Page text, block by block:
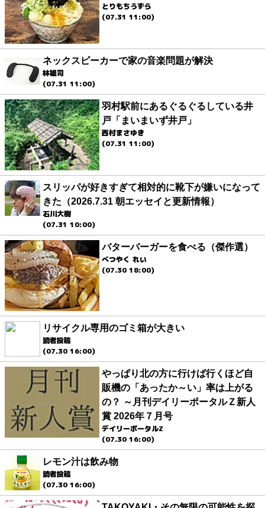
とりもちうずら
(07.31 11:00)
ネックスピーカーで家の音楽問題が解決
林雄司
(07.31 11:00)
羽村駅前にあるぐるぐるしている井
戸「まいまいず井戸」
西村まさゆき
(07.31 11:00)
スリッパが好きすぎて相対的に靴下が嫌いになって
きた（2026.7.31 朝エッセイと更新情報）
石川大樹
(07.31 10:00)
バターバーガーを食べる（傑作選）
べつやく れい
(07.30 18:00)
リサイクル専用のゴミ箱が大きい
読者投稿
(07.30 16:00)
やっぱり北の方に行けば行くほど自
販機の「あったか～い」率は上がる
の？ ～月刊デイリーポータルＺ新人
賞 2026年７月号
デイリーポータルZ
(07.30 16:00)
レモン汁は飲み物
読者投稿
(07.30 16:00)